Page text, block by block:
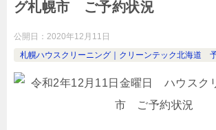
グ札幌市 ご予約状況
公開日： 2020年12月11日
札幌ハウスクリーニング｜クリーンテック北海道